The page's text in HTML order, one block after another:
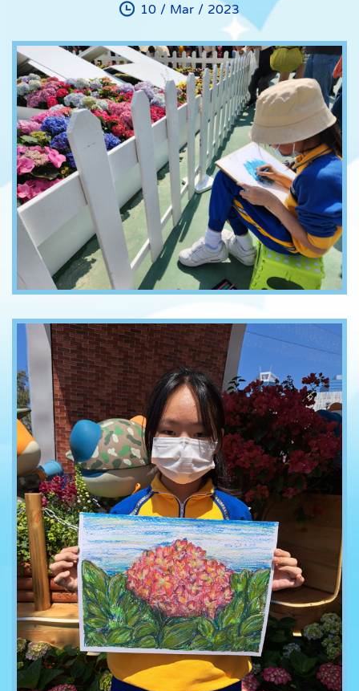
10 / Mar / 2023